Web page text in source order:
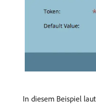
In diesem Beispiel